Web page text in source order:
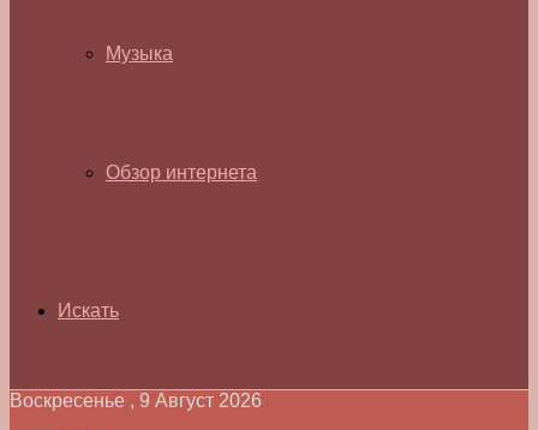
Музыка
Обзор интернета
Искать
Воскресенье , 9 Август 2026